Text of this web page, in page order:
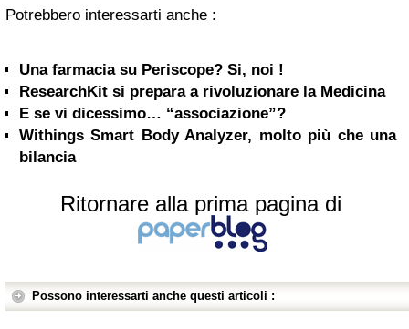
Potrebbero interessarti anche :
Una farmacia su Periscope? Si, noi !
ResearchKit si prepara a rivoluzionare la Medicina
E se vi dicessimo… “associazione”?
Withings Smart Body Analyzer, molto più che una
bilancia
Ritornare alla prima pagina di
Possono interessarti anche questi articoli :